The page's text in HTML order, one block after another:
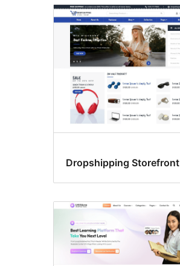
Dropshipping Storefront